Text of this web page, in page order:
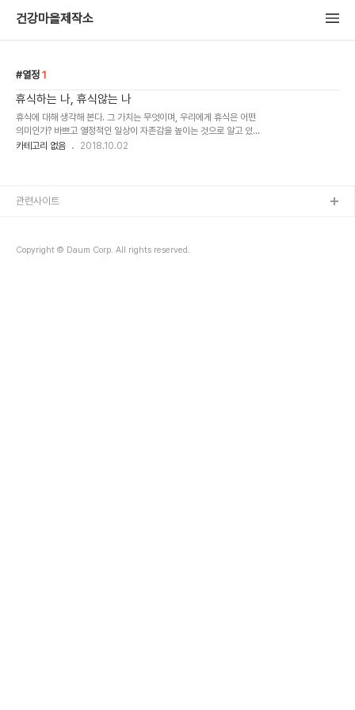
건강마을제작소
열정 1
휴식하는 나, 휴식않는 나
휴식에 대해 생각해 본다. 그 가치는 무엇이며, 우리에게 휴식은 어떤
의미인가? 바쁘고 열정적인 일상이 자존감을 높이는 것으로 알고 있었
다. 하지만 이제서야 열정과 바쁨의 본질과 대면한다. 열정. 바쁨. 워커
카테고리 없음 2018.10.02
Copyright © Daum Corp. All rights reserved.
관련사이트